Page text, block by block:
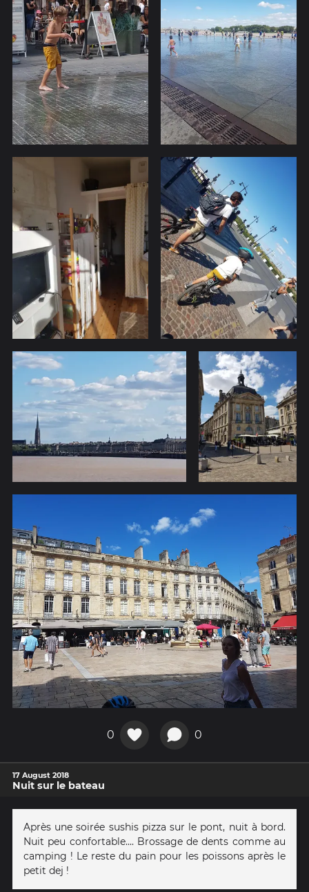
0 0
17 August 2018
Nuit sur le bateau
Après une soirée sushis pizza sur le pont, nuit à bord.
Nuit peu confortable.... Brossage de dents comme au
camping ! Le reste du pain pour les poissons après le
petit dej !